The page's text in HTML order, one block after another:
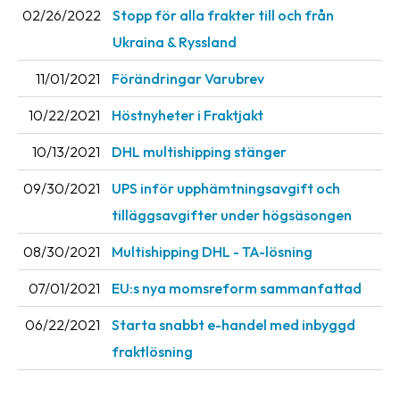
02/26/2022
Stopp för alla frakter till och från
Ukraina & Ryssland
11/01/2021 Förändringar Varubrev
10/22/2021 Höstnyheter i Fraktjakt
10/13/2021 DHL multishipping stänger
09/30/2021
UPS inför upphämtningsavgift och
tilläggsavgifter under högsäsongen
08/30/2021 Multishipping DHL - TA-lösning
07/01/2021 EU:s nya momsreform sammanfattad
06/22/2021
Starta snabbt e-handel med inbyggd
fraktlösning